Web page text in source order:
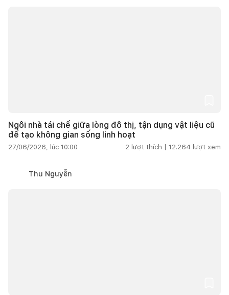
Ngôi nhà tái chế giữa lòng đô thị, tận dụng vật liệu cũ
để tạo không gian sống linh hoạt
27/06/2026, lúc 10:00 2 lượt thích | 12.264 lượt xem
Thu Nguyễn